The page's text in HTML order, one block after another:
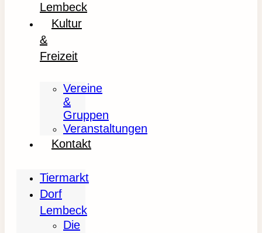
Lembeck
Kultur
&
Freizeit
Vereine
&
Gruppen
Veranstaltungen
Kontakt
Tiermarkt
Dorf
Lembeck
Die